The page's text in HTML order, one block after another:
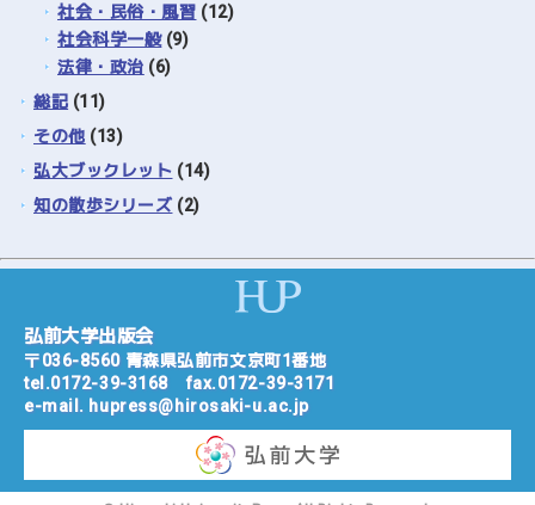
社会・民俗・風習 (12)
社会科学一般(9)
法律・政治 (6)
総記 (11)
その他 (13)
弘大ブックレット (14)
知の散歩シリーズ (2)
弘前大学出版会
〒036-8560 青森県弘前市文京町1番地
tel.0172-39-3168fax.0172-39-3171
e-mail. hupress@hirosaki-u.ac.jp